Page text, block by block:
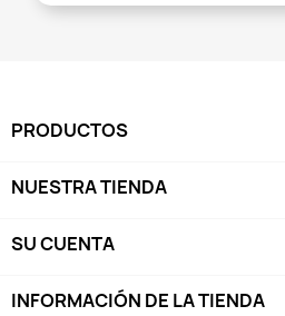
PRODUCTOS
NUESTRA TIENDA
SU CUENTA
INFORMACIÓN DE LA TIENDA